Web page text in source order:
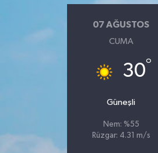
07 AĞUSTOS
CUMA
30°
Güneşli
Nem: %55
Rüzgar: 4.31 m/s